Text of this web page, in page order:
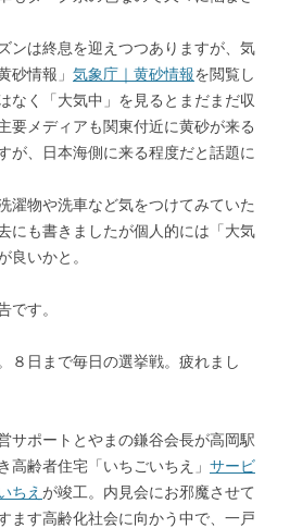
ンは終息を迎えつつありますが、気
砂情報」 気象庁｜黄砂情報を閲覧し
なく「大気中」を見るとまだまだ収
要メディアも関東付近に黄砂が来る
が、日本海側に来る程度だと話題に
濯物や洗車など気をつけてみていた
にも書きましたが個人的には「大気
良いかと。
です。
日まで毎日の選挙戦。疲れまし
ポートとやまの鎌谷会長が高岡駅
高齢者住宅「いちごいちえ」 サービ
ちえ が竣工。内見会にお邪魔させて
ます高齢化社会に向かう中で、一戸